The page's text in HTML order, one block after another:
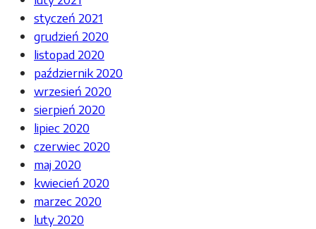
styczeń 2021
grudzień 2020
listopad 2020
październik 2020
wrzesień 2020
sierpień 2020
lipiec 2020
czerwiec 2020
maj 2020
kwiecień 2020
marzec 2020
luty 2020